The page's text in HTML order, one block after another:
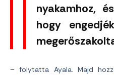
nyakamhoz,
hogy
– folytatta Ayala. Majd